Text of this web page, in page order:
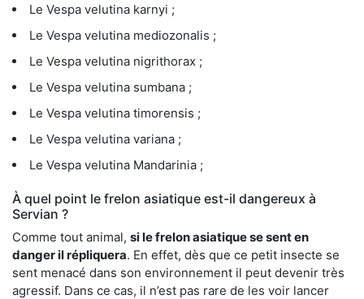
Le Vespa velutina karnyi ;
Le Vespa velutina mediozonalis ;
Le Vespa velutina nigrithorax ;
Le Vespa velutina sumbana ;
Le Vespa velutina timorensis ;
Le Vespa velutina variana ;
Le Vespa velutina Mandarinia ;
À quel point le frelon asiatique est-il dangereux à
Servian ?
Comme tout animal, si le frelon asiatique se sent en
danger il répliquera. En effet, dès que ce petit insecte se
sent menacé dans son environnement il peut devenir très
agressif. Dans ce cas, il n’est pas rare de les voir lancer